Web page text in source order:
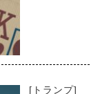
[トランプ]